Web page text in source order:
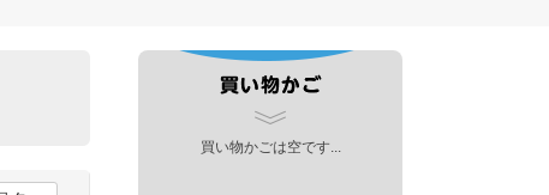
買い物かごは空です...